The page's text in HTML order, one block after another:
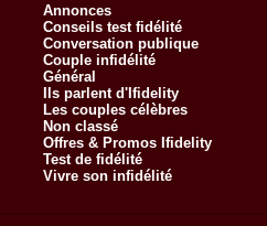
Annonces
Conseils test fidélité
Conversation publique
Couple infidélité
Général
Ils parlent d'Ifidelity
Les couples célèbres
Non classé
Offres & Promos Ifidelity
Test de fidélité
Vivre son infidélité